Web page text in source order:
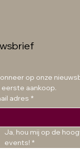
Knit sweater burgundy
Prijs
€ 49,99
op onze
eerste aankoop.
adres *
Ja, hou mij op de
events! *